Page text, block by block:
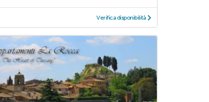
Verifica disponibilità